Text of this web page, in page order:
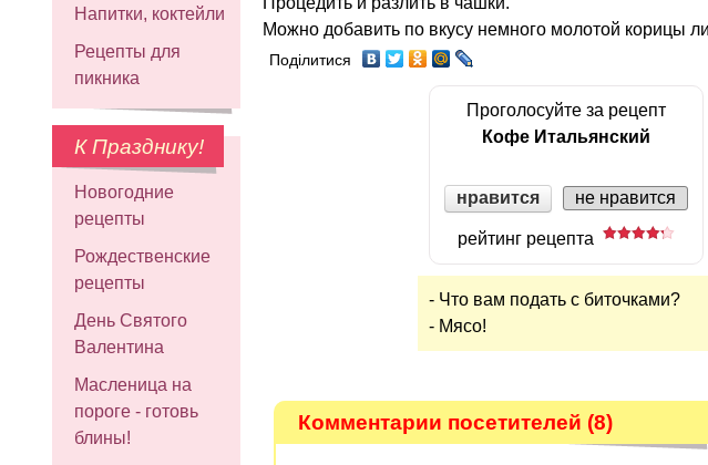
Напитки, коктейли
Рецепты для
пикника
К Празднику!
Новогодние
рецепты
Рождественские
рецепты
День Святого
Валентина
Масленица на
пороге - готовь
блины!
Можно добавить по вкусу немного молотой корицы
Поділитися
Проголосуйте за рецепт
Кофе Итальянский
нравится не нравится
рейтинг рецепта
- Что вам подать с биточками?
- Мясо!
Комментарии посетителей (8)